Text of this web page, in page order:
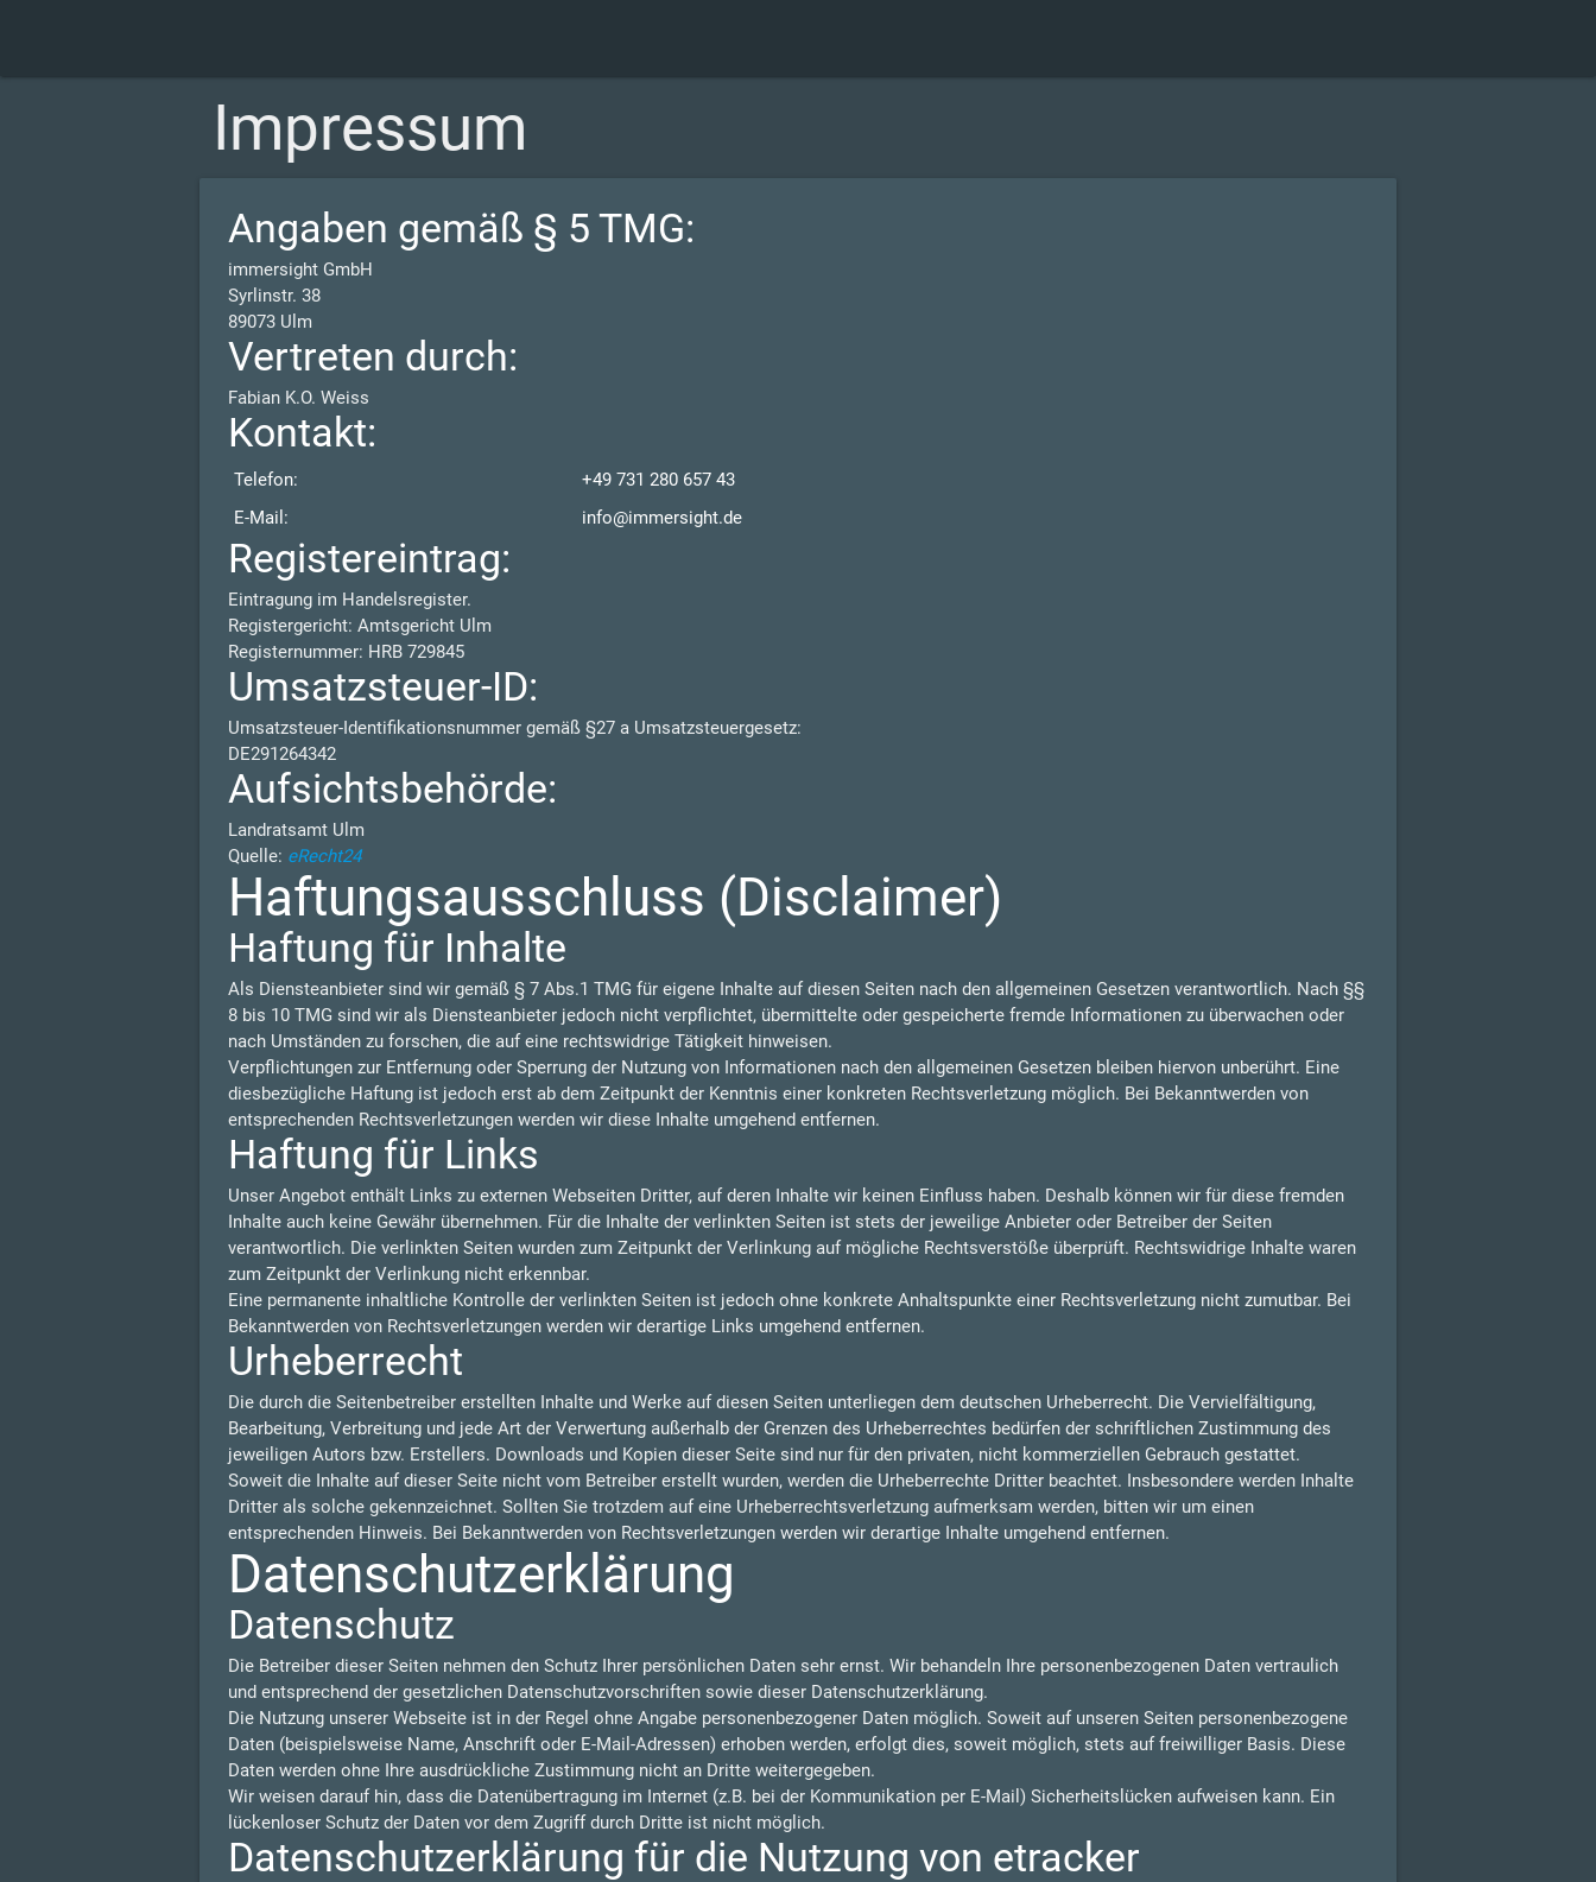
Impressum
Angaben gemäß § 5 TMG:
immersight GmbH
Syrlinstr. 38
89073 Ulm
Vertreten durch:
Fabian K.O. Weiss
Kontakt:
Telefon:
+49 731 280 657 43
E-Mail:
info@immersight.de
Registereintrag:
Eintragung im Handelsregister.
Registergericht: Amtsgericht Ulm
Registernummer: HRB 729845
Umsatzsteuer-ID:
Umsatzsteuer-Identifikationsnummer gemäß §27 a Umsatzsteuergesetz:
DE291264342
Aufsichtsbehörde:
Landratsamt Ulm
Quelle: eRecht24
Haftungsausschluss (Disclaimer)
Haftung für Inhalte
Als Diensteanbieter sind wir gemäß § 7 Abs.1 TMG für eigene Inhalte auf diesen Seiten nach den allgemeinen Gesetzen verantwortlich. Nach §§
8 bis 10 TMG sind wir als Diensteanbieter jedoch nicht verpflichtet, übermittelte oder gespeicherte fremde Informationen zu überwachen oder
nach Umständen zu forschen, die auf eine rechtswidrige Tätigkeit hinweisen.
Verpflichtungen zur Entfernung oder Sperrung der Nutzung von Informationen nach den allgemeinen Gesetzen bleiben hiervon unberührt. Eine
diesbezügliche Haftung ist jedoch erst ab dem Zeitpunkt der Kenntnis einer konkreten Rechtsverletzung möglich. Bei Bekanntwerden von
entsprechenden Rechtsverletzungen werden wir diese Inhalte umgehend entfernen.
Haftung für Links
Unser Angebot enthält Links zu externen Webseiten Dritter, auf deren Inhalte wir keinen Einfluss haben. Deshalb können wir für diese fremden
Inhalte auch keine Gewähr übernehmen. Für die Inhalte der verlinkten Seiten ist stets der jeweilige Anbieter oder Betreiber der Seiten
verantwortlich. Die verlinkten Seiten wurden zum Zeitpunkt der Verlinkung auf mögliche Rechtsverstöße überprüft. Rechtswidrige Inhalte waren
zum Zeitpunkt der Verlinkung nicht erkennbar.
Eine permanente inhaltliche Kontrolle der verlinkten Seiten ist jedoch ohne konkrete Anhaltspunkte einer Rechtsverletzung nicht zumutbar. Bei
Bekanntwerden von Rechtsverletzungen werden wir derartige Links umgehend entfernen.
Urheberrecht
Die durch die Seitenbetreiber erstellten Inhalte und Werke auf diesen Seiten unterliegen dem deutschen Urheberrecht. Die Vervielfältigung,
Bearbeitung, Verbreitung und jede Art der Verwertung außerhalb der Grenzen des Urheberrechtes bedürfen der schriftlichen Zustimmung des
jeweiligen Autors bzw. Erstellers. Downloads und Kopien dieser Seite sind nur für den privaten, nicht kommerziellen Gebrauch gestattet.
Soweit die Inhalte auf dieser Seite nicht vom Betreiber erstellt wurden, werden die Urheberrechte Dritter beachtet. Insbesondere werden Inhalte
Dritter als solche gekennzeichnet. Sollten Sie trotzdem auf eine Urheberrechtsverletzung aufmerksam werden, bitten wir um einen
entsprechenden Hinweis. Bei Bekanntwerden von Rechtsverletzungen werden wir derartige Inhalte umgehend entfernen.
Datenschutzerklärung
Datenschutz
Die Betreiber dieser Seiten nehmen den Schutz Ihrer persönlichen Daten sehr ernst. Wir behandeln Ihre personenbezogenen Daten vertraulich
und entsprechend der gesetzlichen Datenschutzvorschriften sowie dieser Datenschutzerklärung.
Die Nutzung unserer Webseite ist in der Regel ohne Angabe personenbezogener Daten möglich. Soweit auf unseren Seiten personenbezogene
Daten (beispielsweise Name, Anschrift oder E-Mail-Adressen) erhoben werden, erfolgt dies, soweit möglich, stets auf freiwilliger Basis. Diese
Daten werden ohne Ihre ausdrückliche Zustimmung nicht an Dritte weitergegeben.
Wir weisen darauf hin, dass die Datenübertragung im Internet (z.B. bei der Kommunikation per E-Mail) Sicherheitslücken aufweisen kann. Ein
lückenloser Schutz der Daten vor dem Zugriff durch Dritte ist nicht möglich.
Datenschutzerklärung für die Nutzung von etracker